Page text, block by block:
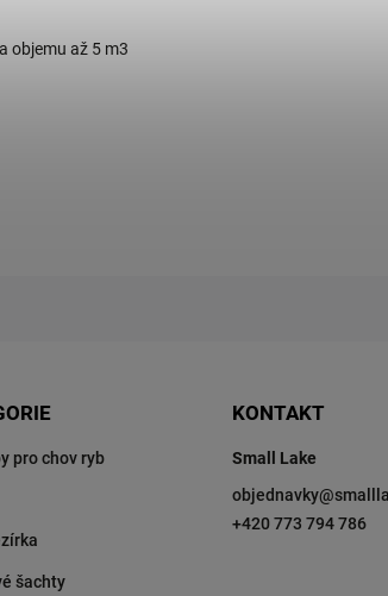
objemu až 5 m3
pro chov ryb
šachty
KONTAKT
Small Lake
objednavky@
+420 773 794 786